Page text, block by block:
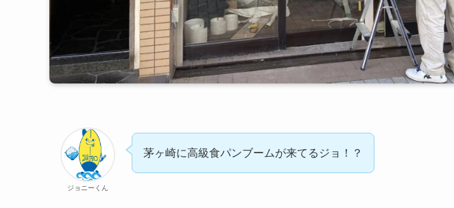
ジョニーくん
茅ヶ崎に高級食パンブームが来てるジョ！？